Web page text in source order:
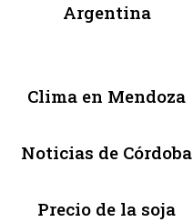
Argentina
Clima en Mendoza
Noticias de Córdoba
Precio de la soja